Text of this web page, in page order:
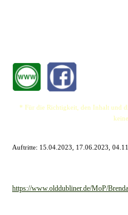
* Für die Richtigkeit, den Inhalt und
Auftritte: 15.04.2023, 17.06.2023,
https://www.olddubliner.de/MoP/